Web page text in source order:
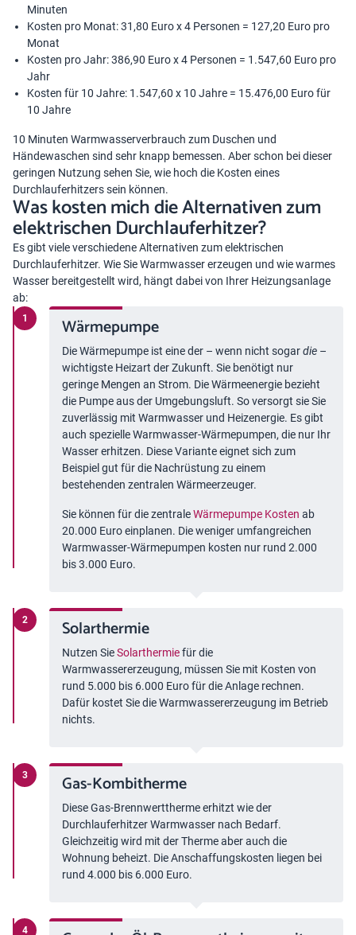
Minuten
Kosten pro Monat: 31,80 Euro x 4 Personen = 127,20 Euro pro
Monat
Kosten pro Jahr: 386,90 Euro x 4 Personen = 1.547,60 Euro pro
Jahr
Kosten für 10 Jahre: 1.547,60 x 10 Jahre = 15.476,00 Euro für
10 Jahre
10 Minuten Warmwasserverbrauch zum Duschen und
Händewaschen sind sehr knapp bemessen. Aber schon bei dieser
geringen Nutzung sehen Sie, wie hoch die Kosten eines
Durchlauferhitzers sein können.
Was kosten mich die Alternativen zum
elektrischen Durchlauferhitzer?
Es gibt viele verschiedene Alternativen zum elektrischen
Durchlauferhitzer. Wie Sie Warmwasser erzeugen und wie warmes
Wasser bereitgestellt wird, hängt dabei von Ihrer Heizungsanlage
ab:
Wärmepumpe
Die Wärmepumpe ist eine der – wenn nicht sogardie –
wichtigste Heizart der Zukunft. Sie benötigt nur
geringe Mengen an Strom. Die Wärmeenergie bezieht
die Pumpe aus der Umgebungsluft. So versorgt sie Sie
zuverlässig mit Warmwasser und Heizenergie. Es gibt
auch spezielle Warmwasser-Wärmepumpen, die nur Ihr
Wasser erhitzen. Diese Variante eignet sich zum
Beispiel gut für die Nachrüstung zu einem
bestehenden zentralen Wärmeerzeuger.
Sie können für die zentraleWärmepumpe Kosten ab
20.000 Euro einplanen. Die weniger umfangreichen
Warmwasser-Wärmepumpen kosten nur rund 2.000
bis 3.000 Euro.
Solarthermie
Nutzen SieSolarthermiefür die
Warmwassererzeugung, müssen Sie mit Kosten von
rund 5.000 bis 6.000 Euro für die Anlage rechnen.
Dafür kostet Sie die Warmwassererzeugung im Betrieb
nichts.
Gas-Kombitherme
Diese Gas-Brennwerttherme erhitzt wie der
Durchlauferhitzer Warmwasser nach Bedarf.
Gleichzeitig wird mit der Therme aber auch die
Wohnung beheizt. Die Anschaffungskosten liegen bei
rund 4.000 bis 6.000 Euro.